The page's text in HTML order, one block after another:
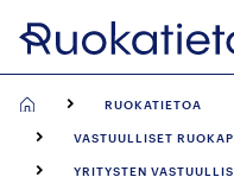
Siirry
suoraan
RUOKATIETOA
VASTUULLISET
YRITYSTEN